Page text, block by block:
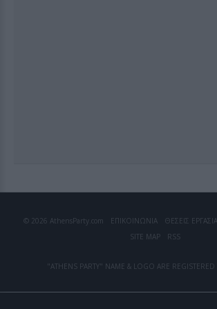
© 2026 AthensParty.com ΕΠΙΚΟΙΝΩΝΙΑ ΘΕΣΕΙΣ
SITE MAP
RSS
"ATHENS PARTY" NAME & LOGO ARE REGISTERED